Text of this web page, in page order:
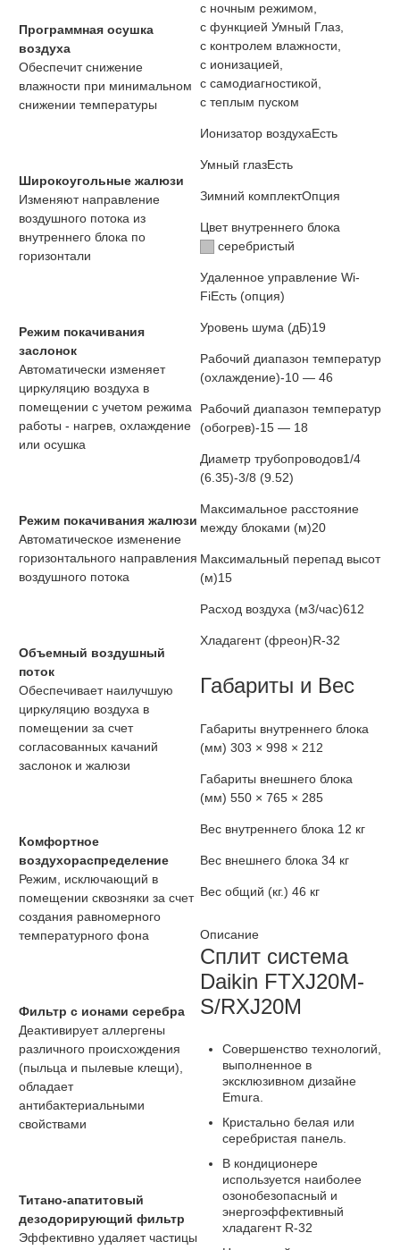
Программная осушка
воздуха
Обеспечит снижение
влажности при минимальном
снижении температуры
Широкоугольные жалюзи
Изменяют направление
воздушного потока из
внутреннего блока по
горизонтали
Режим покачивания
заслонок
Автоматически изменяет
циркуляцию воздуха в
помещении с учетом режима
работы - нагрев, охлаждение
или осушка
Режим покачивания жалюзи
Автоматическое изменение
горизонтального направления
воздушного потока
Объемный воздушный
поток
Обеспечивает наилучшую
циркуляцию воздуха в
помещении за счет
согласованных качаний
заслонок и жалюзи
Комфортное
воздухораспределение
Режим, исключающий в
помещении сквозняки за счет
создания равномерного
температурного фона
Фильтр с ионами серебра
Деактивирует аллергены
различного происхождения
(пыльца и пылевые клещи),
обладает
антибактериальными
свойствами
Титано-апатитовый
дезодорирующий фильтр
Эффективно удаляет частицы
с ночным режимом,
с функцией Умный Глаз,
с контролем влажности,
с ионизацией,
с самодиагностикой,
с теплым пуском
Ионизатор воздухаЕсть
Умный глазЕсть
Зимний комплектОпция
Цвет внутреннего блока
серебристый
Удаленное управление Wi-
FiЕсть (опция)
Уровень шума (дБ)19
Рабочий диапазон температур
(охлаждение)-10 — 46
Рабочий диапазон температур
(обогрев)-15 — 18
Диаметр трубопроводов1/4
(6.35)-3/8 (9.52)
Максимальное расстояние
между блоками (м)20
Максимальный перепад высот
(м)15
Расход воздуха (м3/час)612
Хладагент (фреон)R-32
Габариты и Вес
Габариты внутреннего блока
(мм) 303 × 998 × 212
Габариты внешнего блока
(мм) 550 × 765 × 285
Вес внутреннего блока 12 кг
Вес внешнего блока 34 кг
Вес общий (кг.) 46 кг
Описание
Сплит система
Daikin FTXJ20M-
S/RXJ20M
Совершенство технологий,
выполненное в
эксклюзивном дизайне
Emura.
Кристально белая или
серебристая панель.
В кондиционере
используется наиболее
озонобезопасный и
энергоэффективный
хладагент R-32